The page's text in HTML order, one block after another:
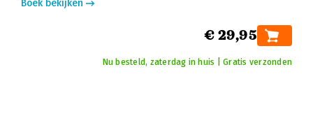
Boek bekijken
€ 29,95
Nu besteld, zaterdag in huis | Gratis verzonden